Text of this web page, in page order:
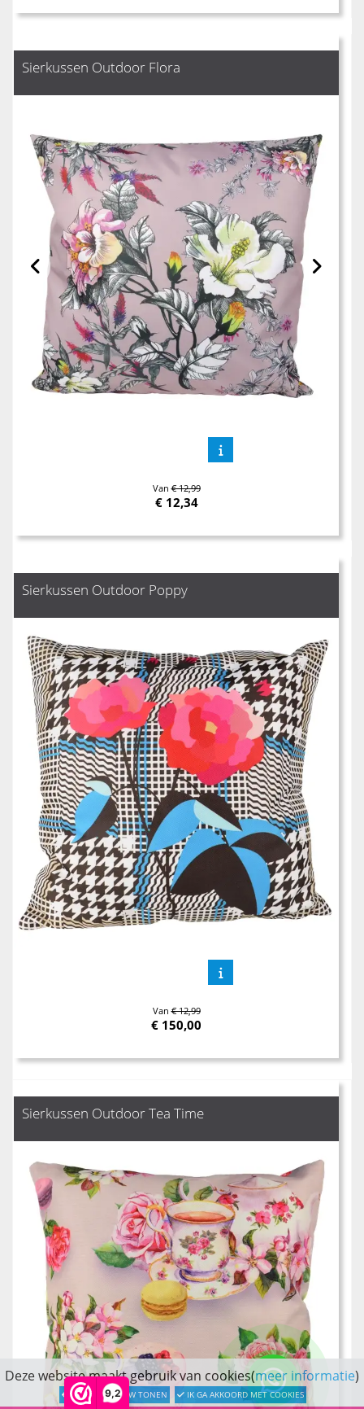
9,2
Sierkussen Outdoor Flora
Van€ 12,99
€ 12,34
Sierkussen Outdoor Poppy
Van€ 12,99
€ 150,00
Sierkussen Outdoor Tea Time
Deze website maakt gebruik van cookies(meer informatie)
LATER OPNIEUW TONEN IK GA AKKOORD MET COOKIES